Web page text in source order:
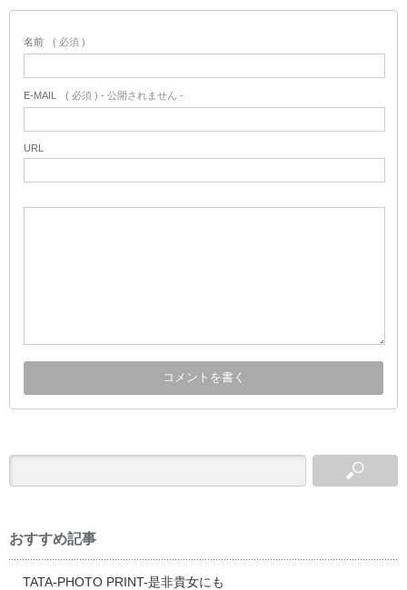
名前 ( 必須 )
E-MAIL ( 必須 ) - 公開されません -
URL
おすすめ記事
TATA-PHOTO PRINT-是非貴女にも